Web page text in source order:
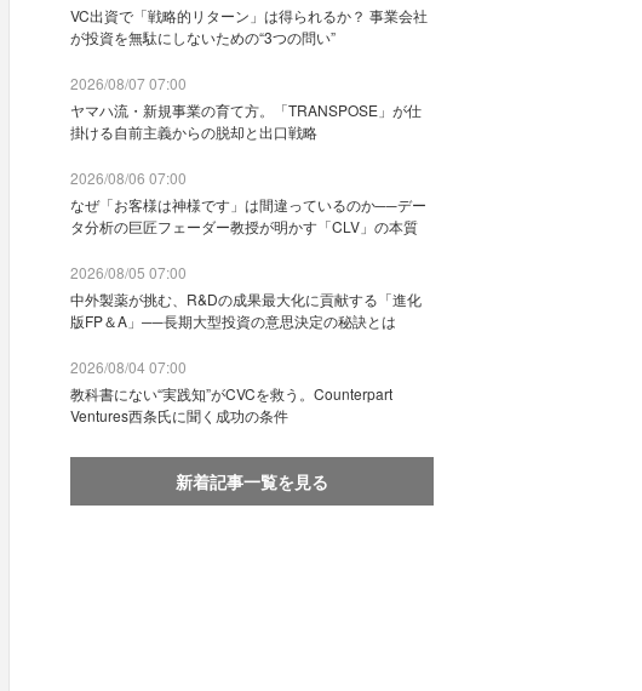
VC出資で「戦略的リターン」は得られるか？ 事業会社
が投資を無駄にしないための“3つの問い”
2026/08/07 07:00
ヤマハ流・新規事業の育て方。「TRANSPOSE」が仕
掛ける自前主義からの脱却と出口戦略
2026/08/06 07:00
なぜ「お客様は神様です」は間違っているのか──デー
タ分析の巨匠フェーダー教授が明かす「CLV」の本質
2026/08/05 07:00
中外製薬が挑む、R&Dの成果最大化に貢献する「進化
版FP＆A」──長期大型投資の意思決定の秘訣とは
2026/08/04 07:00
教科書にない“実践知”がCVCを救う。Counterpart
Ventures西条氏に聞く成功の条件
新着記事一覧を見る